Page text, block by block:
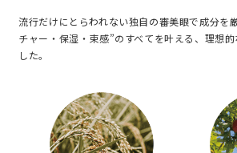
流行だけにとらわれない独自の審美眼で成分を
チャー・保湿・束感”のすべてを叶える、理想
した。